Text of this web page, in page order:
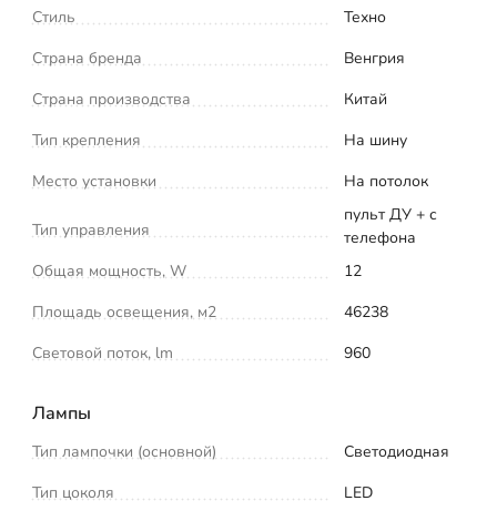
Стиль
Техно
Страна бренда
Венгрия
Страна производства
Китай
Тип крепления
На шину
Место установки
На потолок
Тип управления
пульт ДУ + с
телефона
Общая мощность, W
12
Площадь освещения, м2
46238
Световой поток, lm
960
Лампы
Тип лампочки (основной)
Светодиодная
Тип цоколя
LED